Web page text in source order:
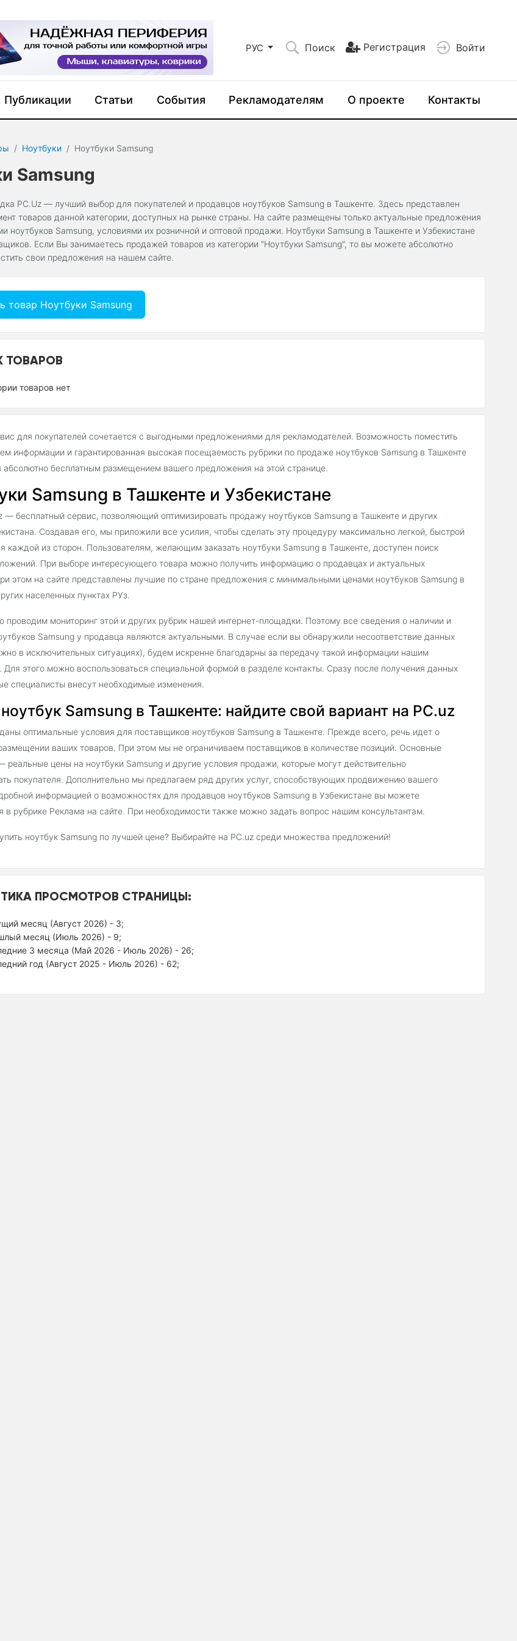
РУС Поиск Регистрация Войти
Публикации Статьи События Рекламодателям О проекте Контакты
Ноутбуки Ноутбуки Samsung
Samsung
PC.Uz — лучший выбор для покупателей и продавцов ноутбуков Samsung в Ташкенте. Здесь представлен
товаров данной категории, доступных на рынке страны. На сайте размещены только актуальные предложения
ноутбуков Samsung, условиями их розничной и оптовой продажи. Ноутбуки Samsung в Ташкенте и Узбекистане
Если Вы занимаетесь продажей товаров из категории "Ноутбуки Samsung", то вы можете абсолютно
свои предложения на нашем сайте.
товар Ноутбуки Samsung
ТОВАРОВ
товаров нет
для покупателей сочетается с выгодными предложениями для рекламодателей. Возможность поместить
информации и гарантированная высокая посещаемость рубрики по продаже ноутбуков Samsung в Ташкенте
абсолютно бесплатным размещением вашего предложения на этой странице.
Samsung в Ташкенте и Узбекистане
— бесплатный сервис, позволяющий оптимизировать продажу ноутбуков Samsung в Ташкенте и других
Создавая его, мы приложили все усилия, чтобы сделать эту процедуру максимально легкой, быстрой
каждой из сторон. Пользователям, желающим заказать ноутбуки Samsung в Ташкенте, доступен поиск
При выборе интересующего товара можно получить информацию о продавцах и актуальных
этом на сайте представлены лучшие по стране предложения с минимальными ценами ноутбуков Samsung в
населенных пунктах РУз.
проводим мониторинг этой и других рубрик нашей интернет-площадки. Поэтому все сведения о наличии и
Samsung у продавца являются актуальными. В случае если вы обнаружили несоответствие данных
в исключительных ситуациях), будем искренне благодарны за передачу такой информации нашим
Для этого можно воспользоваться специальной формой в разделе контакты. Сразу после получения данных
специалисты внесут необходимые изменения.
Samsung в Ташкенте: найдите свой вариант на PC.uz
оптимальные условия для поставщиков ноутбуков Samsung в Ташкенте. Прежде всего, речь идет о
ваших товаров. При этом мы не ограничиваем поставщиков в количестве позиций. Основные
реальные цены на ноутбуки Samsung и другие условия продажи, которые могут действительно
покупателя. Дополнительно мы предлагаем ряд других услуг, способствующих продвижению вашего
информацией о возможностях для продавцов ноутбуков Samsung в Узбекистане вы можете
в рубрике Реклама на сайте. При необходимости также можно задать вопрос нашим консультантам.
ноутбук Samsung по лучшей цене? Выбирайте на PC.uz среди множества предложений!
ПРОСМОТРОВ СТРАНИЦЫ:
месяц (Август 2026) - 3;
месяц (Июль 2026) - 9;
3 месяца (Май 2026 - Июль 2026) - 26;
год (Август 2025 - Июль 2026) - 62;